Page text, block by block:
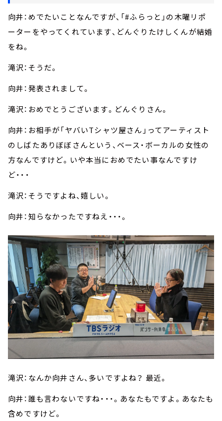
向井：めでたいことなんですが、「#ふらっと」の木曜リポ
ーターをやってくれています、どんぐりたけしくんが結婚
をね。
滝沢：そうだ。
向井：発表されまして。
滝沢：おめでとうございます。どんぐりさん。
向井：お相手が「ヤバいTシャツ屋さん」ってアーティスト
のしばたありぼぼさんという、ベース・ボーカルの女性の
方なんですけど。いや本当におめでたい事なんですけ
ど・・・
滝沢：そうですよね、嬉しい。
向井：知らなかったですねえ・・・。
滝沢：なんか向井さん、多いですよね？ 最近。
向井：誰も言わないですね・・・。あなたもですよ。あなたも
含めですけど。